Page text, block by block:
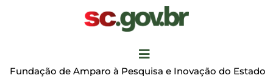
Fundação de Amparo à Pesquisa e Inovação do Estado